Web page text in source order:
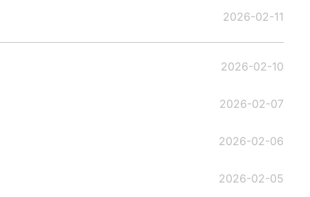
2026-02-11
2026-02-10
2026-02-07
2026-02-06
2026-02-05